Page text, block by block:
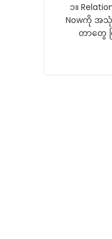
၁။
Nowကို အသုံး
တာတွေ